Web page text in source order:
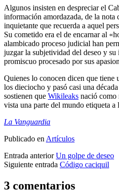
Algunos insisten en despreciar el
información amordazada, de la nota
inquietante que recuerda a aquel
Su cometido era el de encarnar al
alambicado proceso judicial han
juzgar la subjetividad del deseo y
promiscuo procesado por sus
Quienes lo conocen dicen que tiene
los dieciocho y pasó casi una
sostienen que Wikileaks nació como
vista una parte del mundo etiqueta a
La Vanguardia
Publicado enArtículos
Entrada anterior Un golpe de deseo
Siguiente entrada Código caciquil
3 comentarios